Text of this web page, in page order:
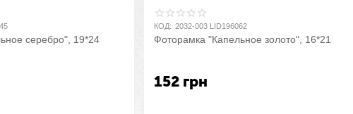
серебро", 19*24
КОД: 2032-003 LID196062
Фоторамка "Капельное золото", 16*21
152 грн